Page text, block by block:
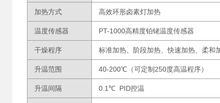
加热方式 高效环形卤素灯加热
温度传感器 PT-1000高精度铂铑温度传感器
干燥程序 标准加热、阶段加热、快速加热、柔和
升温范围 40-200℃（可定制250度高温程序）
升温间隔 0.1℃ PID控温